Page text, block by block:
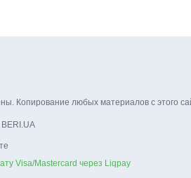
Копирование любых материалов с этого